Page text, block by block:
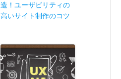
造！ユーザビリティの
高いサイト制作のコツ